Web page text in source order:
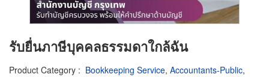
รับยื่นภาษีบุคคลธรรมดาใกล้ฉัน
Product Category : Bookkeeping Service, Accountants-Public,